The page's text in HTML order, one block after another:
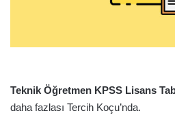
Teknik Öğretmen KPSS Lisans
daha fazlası Tercih Koçu’nda.